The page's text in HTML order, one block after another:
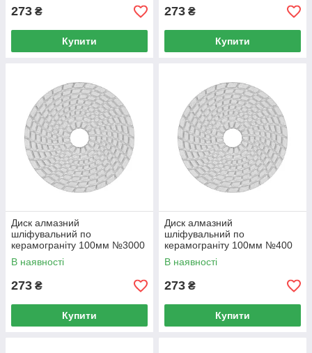
273 ₴
Купити
273 ₴
Купити
Диск алмазний
шліфувальний по
керамограніту 100мм №3000
(YT-48206)
В наявності
273 ₴
Купити
Диск алмазний
шліфувальний по
керамограніту 100мм №400
(YT-48203)
В наявності
273 ₴
Купити